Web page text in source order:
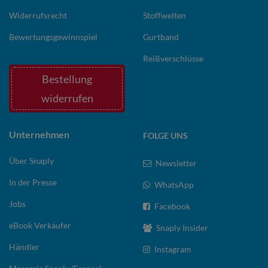
Widerrufsrecht
Bewertungsgewinnspiel
Bestellung
widerrufen
Stoffwelten
Gurtband
Reißverschlüsse
Unternehmen
Über Snaply
In der Presse
Jobs
eBook Verkäufer
Händler
FOLGE UNS
Newsletter
WhatsApp
Facebook
Snaply Insider
Instagram